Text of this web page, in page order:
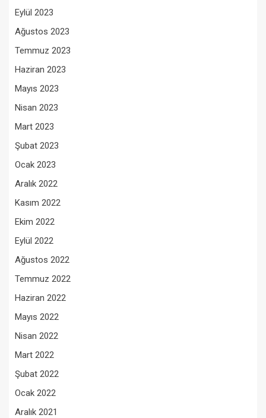
Eylül 2023
Ağustos 2023
Temmuz 2023
Haziran 2023
Mayıs 2023
Nisan 2023
Mart 2023
Şubat 2023
Ocak 2023
Aralık 2022
Kasım 2022
Ekim 2022
Eylül 2022
Ağustos 2022
Temmuz 2022
Haziran 2022
Mayıs 2022
Nisan 2022
Mart 2022
Şubat 2022
Ocak 2022
Aralık 2021